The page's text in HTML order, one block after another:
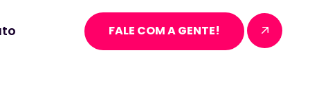
FALE COM A GENTE!